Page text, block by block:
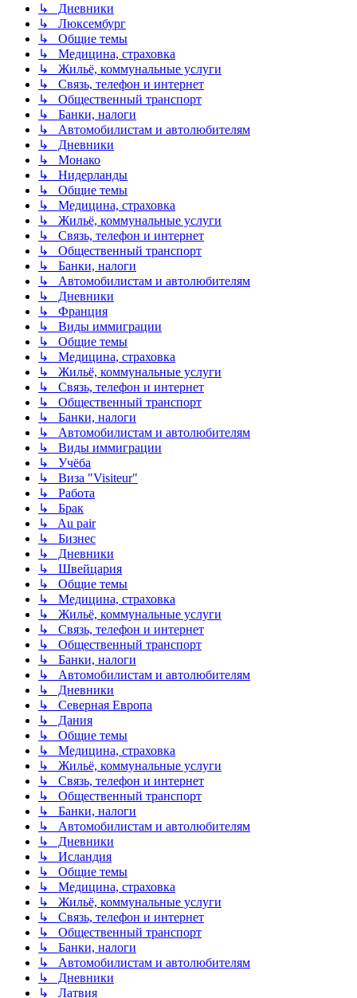
↳ Дневники
↳ Люксембург
↳ Общие темы
↳ Медицина, страховка
↳ Жильё, коммунальные услуги
↳ Связь, телефон и интернет
↳ Общественный транспорт
↳ Банки, налоги
↳ Автомобилистам и автолюбителям
↳ Дневники
↳ Монако
↳ Нидерланды
↳ Общие темы
↳ Медицина, страховка
↳ Жильё, коммунальные услуги
↳ Связь, телефон и интернет
↳ Общественный транспорт
↳ Банки, налоги
↳ Автомобилистам и автолюбителям
↳ Дневники
↳ Франция
↳ Виды иммиграции
↳ Общие темы
↳ Медицина, страховка
↳ Жильё, коммунальные услуги
↳ Связь, телефон и интернет
↳ Общественный транспорт
↳ Банки, налоги
↳ Автомобилистам и автолюбителям
↳ Виды иммиграции
↳ Учёба
↳ Виза "Visiteur"
↳ Работа
↳ Брак
↳ Au pair
↳ Бизнес
↳ Дневники
↳ Швейцария
↳ Общие темы
↳ Медицина, страховка
↳ Жильё, коммунальные услуги
↳ Связь, телефон и интернет
↳ Общественный транспорт
↳ Банки, налоги
↳ Автомобилистам и автолюбителям
↳ Дневники
↳ Северная Европа
↳ Дания
↳ Общие темы
↳ Медицина, страховка
↳ Жильё, коммунальные услуги
↳ Связь, телефон и интернет
↳ Общественный транспорт
↳ Банки, налоги
↳ Автомобилистам и автолюбителям
↳ Дневники
↳ Исландия
↳ Общие темы
↳ Медицина, страховка
↳ Жильё, коммунальные услуги
↳ Связь, телефон и интернет
↳ Общественный транспорт
↳ Банки, налоги
↳ Автомобилистам и автолюбителям
↳ Дневники
↳ Латвия